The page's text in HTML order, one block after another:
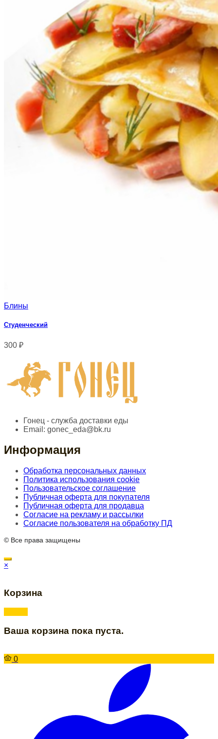
Блины
Студенческий
300 ₽
Гонец - служба доставки еды
Email: gonec_eda@bk.ru
Информация
Обработка персональных данных
Политика использования cookie
Пользовательское соглашение
Публичная оферта для покупателя
Публичная оферта для продавца
Согласие на рекламу и рассылки
Согласие пользователя на обработку ПД
© Все права защищены
×
Корзина
Ваша корзина пока пуста.
0